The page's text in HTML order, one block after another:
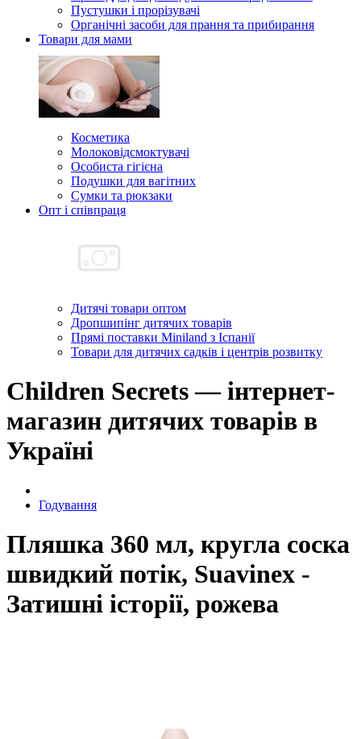
Пустушки і прорізувачі
Органічні засоби для прання та прибирання
Товари для мами
Косметика
Молоковідсмоктувачі
Особиста гігієна
Подушки для вагітних
Сумки та рюкзаки
Опт і співпраця
Дитячі товари оптом
Дропшипінг дитячих товарів
Прямі поставки Miniland з Іспанії
Товари для дитячих садків і центрів розвитку
Children Secrets — інтернет-
магазин дитячих товарів в
Україні
Годування
Пляшка 360 мл, кругла соска
швидкий потік, Suavinex -
Затишні історії, рожева